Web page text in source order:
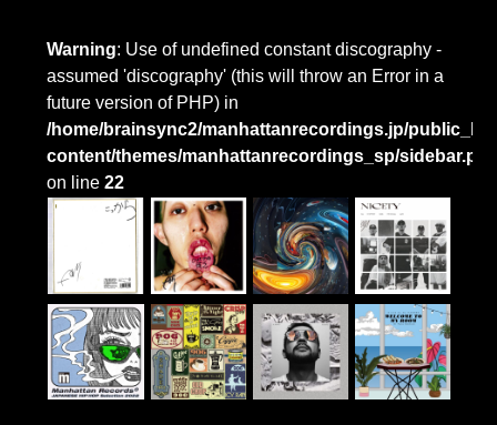
Warning: Use of undefined constant discography -
assumed 'discography' (this will throw an Error in a
future version of PHP) in
/home/brainsync2/manhattanrecordings.jp/
content/themes/manhattanrecordings_sp/
on line22